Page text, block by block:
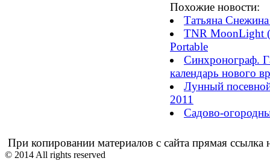
Похожие новости:
Татьяна
TNR MoonLight
Portable
Синхронограф.
календарь нового
Лунный
2011
Садово-
При копировании материалов с сайта прямая ссылка
© 2014 All rights reserved